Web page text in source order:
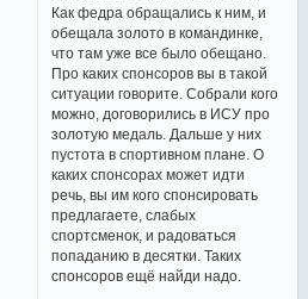
Как федра обращались к ним, и
обещала золото в командинке,
что там уже все было обещано.
Про каких спонсоров вы в такой
ситуации говорите. Собрали кого
можно, договорились в ИСУ про
золотую медаль. Дальше у них
пустота в спортивном плане. О
каких спонсорах может идти
речь, вы им кого спонсировать
предлагаете, слабых
спортсменок, и радоваться
попаданию в десятки. Таких
спонсоров ещё найди надо.